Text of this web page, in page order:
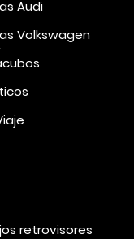
Audi
Volkswagen
retrovisores